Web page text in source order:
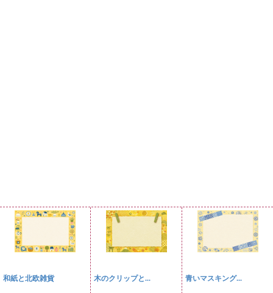
和紙と北欧雑貨 木のクリップと... 青いマスキング...